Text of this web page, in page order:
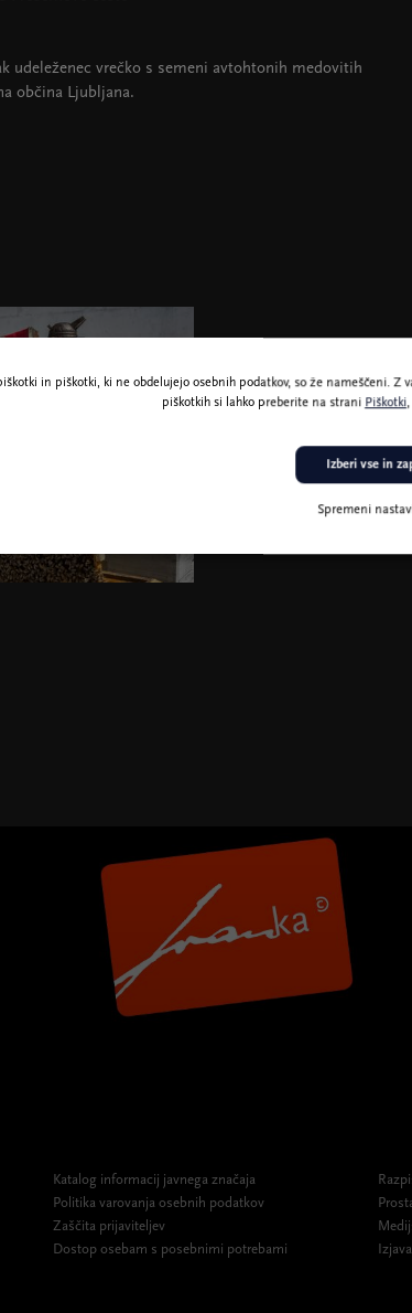
udeleženec vrečko s semeni avtohtonih medovitih
občina Ljubljana.
Katalog informacij javnega značaja
Politika varovanja osebnih podatkov
Zaščita prijaviteljev
Dostop osebam s posebnimi potrebami
in piškotki, ki ne obdelujejo osebnih podatkov, so že nameščeni.
piškotkih si lahko preberite na strani Piškotki
Spremeni
Izberi vse in